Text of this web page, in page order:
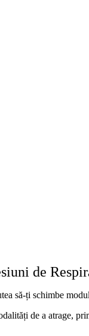
de
să-ți schimbe
de a atrage,